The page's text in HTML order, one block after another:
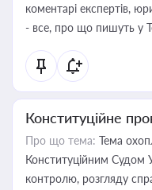
коментарі експертів,
- все, про що пишуть у
Конституційне
Про що тема: Тема
Конституційним Судом
контролю, розгляду